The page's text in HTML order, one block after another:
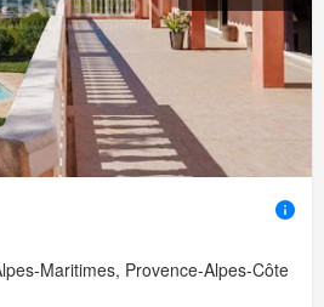
Maritimes, Provence-Alpes-Côte